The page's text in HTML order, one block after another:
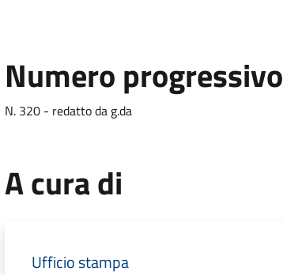
Numero progressivo
N. 320 - redatto da g.da
A cura di
Ufficio stampa